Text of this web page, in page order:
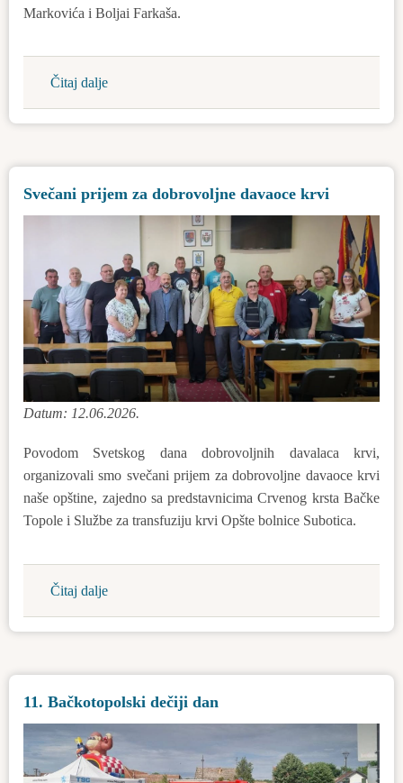
Markovića i Boljai Farkaša.
Čitaj dalje
Novi
ležeći
bezbednijem
saobraćaju
Bačkoj
Topoli
Svečani prijem za dobrovoljne davaoce krvi
Datum: 12.06.2026.
Povodom Svetskog dana dobrovoljnih davalaca krvi,
organizovali smo svečani prijem za dobrovoljne davaoce krvi
naše opštine, zajedno sa predstavnicima Crvenog krsta Bačke
Topole i Službe za transfuziju krvi Opšte bolnice Subotica.
Čitaj dalje
Svečani
prijem
davaoce
krvi
11. Bačkotopolski dečiji dan